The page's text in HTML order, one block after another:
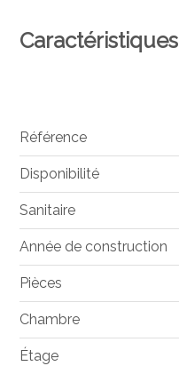
Caractéristiques
Référence
Disponibilité
Sanitaire
Année de construction
Pièces
Chambre
Étage